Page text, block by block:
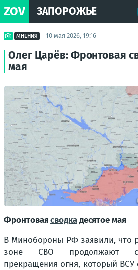
ZOV ЗАПОРОЖЬЕ
МНЕНИЯ 10 мая 2026, 19:16
Олег Царёв: Фронтовая
мая
Фронтоваясводкадесятое мая
В Минобороны РФ заявили, что
зоне СВО продолжают
прекращения огня, который ВСУ